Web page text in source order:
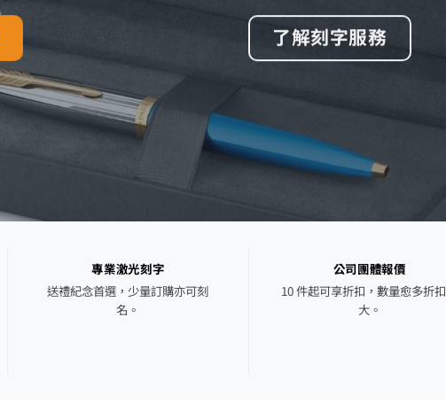
了解刻字服務
專業激光刻字
送禮紀念首選，少量訂購亦可刻
名。
公司團體報價
10 件起可享折扣，數量愈多折
大。